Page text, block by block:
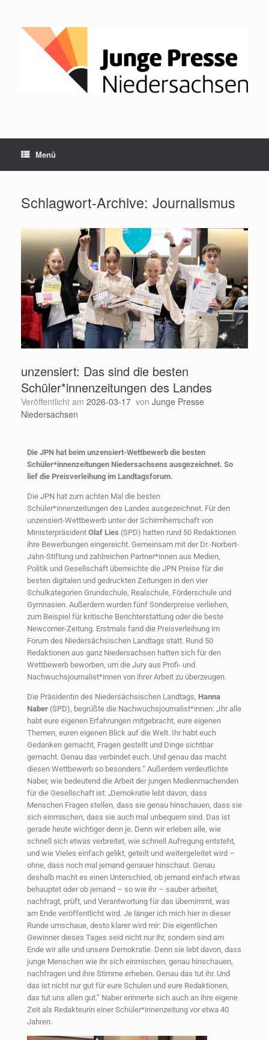
Menü
Schlagwort-Archive: Journalismus
unzensiert: Das sind die besten
Schüler*innenzeitungen des Landes
Veröffentlicht am 2026-03-17 von Junge Presse
Niedersachsen
Die JPN hat beim unzensiert-Wettbewerb die besten
Schüler*innenzeitungen Niedersachsens ausgezeichnet. So
lief die Preisverleihung im Landtagsforum.
Die JPN hat zum achten Mal die besten
Schüler*innenzeitungen des Landes ausgezeichnet. Für den
unzensiert-Wettbewerb unter der Schirmherrschaft von
Ministerpräsident Olaf Lies (SPD) hatten rund 50 Redaktionen
ihre Bewerbungen eingereicht. Gemeinsam mit der Dr.-Norbert-
Jahn-Stiftung und zahlreichen Partner*innen aus Medien,
Politik und Gesellschaft überreichte die JPN Preise für die
besten digitalen und gedruckten Zeitungen in den vier
Schulkategorien Grundschule, Realschule, Förderschule und
Gymnasien. Außerdem wurden fünf Sonderpreise verliehen,
zum Beispiel für kritische Berichterstattung oder die beste
Newcomer-Zeitung. Erstmals fand die Preisverleihung im
Forum des Niedersächsischen Landtags statt. Rund 50
Redaktionen aus ganz Niedersachsen hatten sich für den
Wettbewerb beworben, um die Jury aus Profi- und
Nachwuchsjournalist*innen von ihrer Arbeit zu überzeugen.
Die Präsidentin des Niedersächsischen Landtags, Hanna
Naber (SPD), begrüßte die Nachwuchsjournalist*innen: „Ihr alle
habt eure eigenen Erfahrungen mitgebracht, eure eigenen
Themen, euren eigenen Blick auf die Welt. Ihr habt euch
Gedanken gemacht, Fragen gestellt und Dinge sichtbar
gemacht. Genau das verbindet euch. Und genau das macht
diesen Wettbewerb so besonders.“ Außerdem verdeutlichte
Naber, wie bedeutend die Arbeit der jungen Medienmachenden
für die Gesellschaft ist: „Demokratie lebt davon, dass
Menschen Fragen stellen, dass sie genau hinschauen, dass sie
sich einmischen, dass sie auch mal unbequem sind. Das ist
gerade heute wichtiger denn je. Denn wir erleben alle, wie
schnell sich etwas verbreitet, wie schnell Aufregung entsteht,
und wie Vieles einfach gelikt, geteilt und weitergeleitet wird –
ohne, dass noch mal jemand genauer hinschaut. Genau
deshalb macht es einen Unterschied, ob jemand einfach etwas
behauptet oder ob jemand – so wie ihr – sauber arbeitet,
nachfragt, prüft, und Verantwortung für das übernimmt, was
am Ende veröffentlicht wird. Je länger ich mich hier in dieser
Runde umschaue, desto klarer wird mir: Die eigentlichen
Gewinner dieses Tages seid nicht nur ihr, sondern sind am
Ende wir alle und unsere Demokratie. Denn sie lebt davon, dass
junge Menschen wie ihr sich einmischen, genau hinschauen,
nachfragen und ihre Stimme erheben. Genau das tut ihr. Und
das ist nicht nur gut für eure Schulen und eure Redaktionen,
das tut uns allen gut.“ Naber erinnerte sich auch an ihre eigene
Zeit als Redakteurin einer Schüler*innenzeitung vor etwa 40
Jahren.